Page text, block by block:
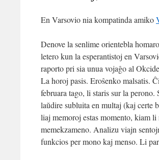
En Varsovio nia kompatinda amiko
Denove la senlime orientebla
letero kun la esperantistoj en
raporto pri sia unua vojaĝo al
La horoj pasis. Eroŝenko malsatis.
februara tago, li staris sur la
laŭdire subluita en multaj (kaj certe
liaj memoroj estas momento, kiam
memekzameno. Analizu viajn
funkcios per mono kaj menso. Li